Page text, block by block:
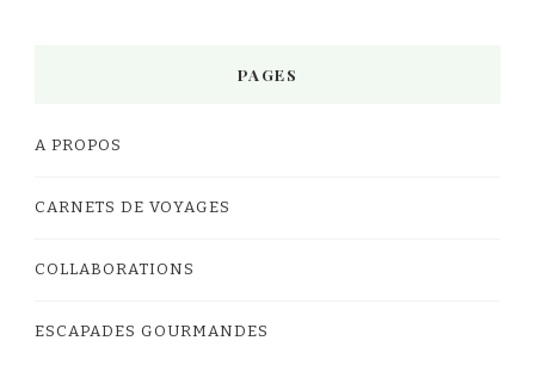
PAGES
A PROPOS
CARNETS DE VOYAGES
COLLABORATIONS
ESCAPADES GOURMANDES